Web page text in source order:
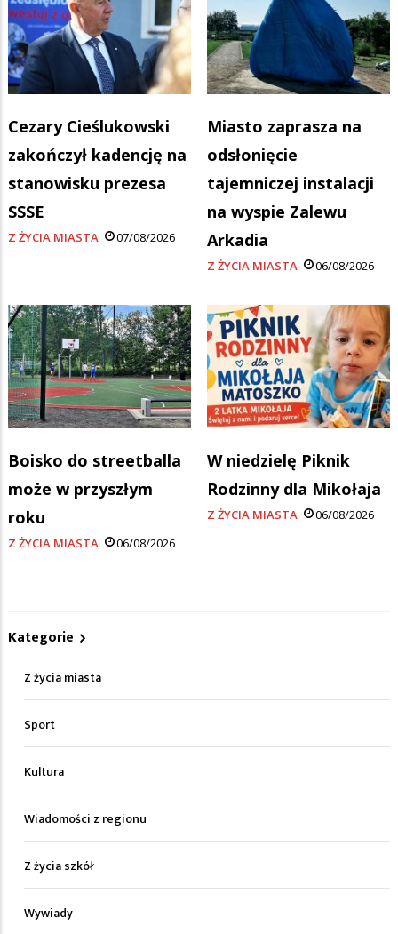
Cezary Cieślukowski
zakończył kadencję na
stanowisku prezesa
SSSE
Z ŻYCIA MIASTA 07/08/2026
Miasto zaprasza na
odsłonięcie
tajemniczej instalacji
na wyspie Zalewu
Arkadia
Z ŻYCIA MIASTA 06/08/2026
Boisko do streetballa
może w przyszłym
roku
Z ŻYCIA MIASTA 06/08/2026
W niedzielę Piknik
Rodzinny dla Mikołaja
Z ŻYCIA MIASTA 06/08/2026
Kategorie
Z życia miasta
Sport
Kultura
Wiadomości z regionu
Z życia szkół
Wywiady